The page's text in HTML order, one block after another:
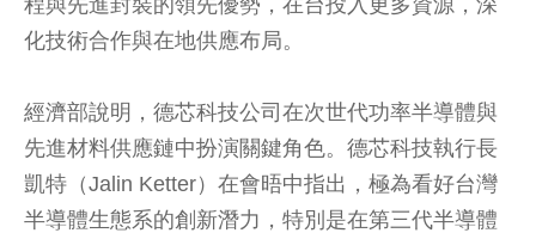
化技術合作與在地供應布局。
經濟部說明，德芯科技公司在次世代功率半導體與
先進材料供應鏈中扮演關鍵角色。德芯科技執行長
凱特（Jalin Ketter）在會晤中指出，極為看好台灣
半導體生態系的創新潛力，特別是在第三代半導體